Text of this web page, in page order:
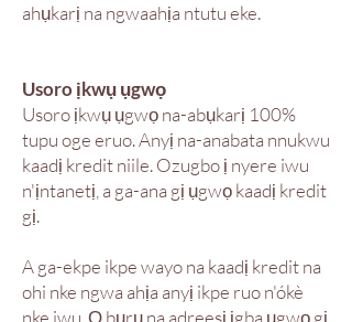
ahụkarị na ngwaahịa ntutu eke.
Usoro ịkwụ ụgwọ
Usoro ịkwụ ụgwọ na-abụkarị 100%
tupu oge eruo. Anyị na-anabata nnukwu
kaadị kredit niile. Ozugbo ị nyere iwu
n'ịntanetị, a ga-ana gị ụgwọ kaadị kredit
gị.
A ga-ekpe ikpe wayo na kaadị kredit na
ohi nke ngwa ahịa anyị ikpe ruo n'ókè
nke iwu. Ọ bụrụ na adreesị ịgba ụgwọ gị